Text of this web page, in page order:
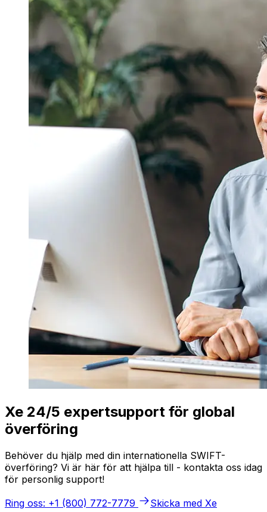
Xe 24/5 expertsupport för global
överföring
Behöver du hjälp med din internationella SWIFT-
överföring? Vi är här för att hjälpa till - kontakta oss idag
för personlig support!
Ring oss: +1 (800) 772-7779
Skicka med Xe